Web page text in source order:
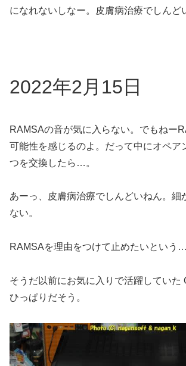
になれないしなー。皮膚病治療でしんど
2022年2月15日
RAMSAの音が気に入らない。でもねー
可能性を感じるのよ。だって中にオペア
つを交換したら…。
あーっ、皮膚病治療でしんどいねん。細
ない。
RAMSAを理由をつけて止めたいという…
そうだ以前にお気に入りで活躍していた
ひっぱりだそう。